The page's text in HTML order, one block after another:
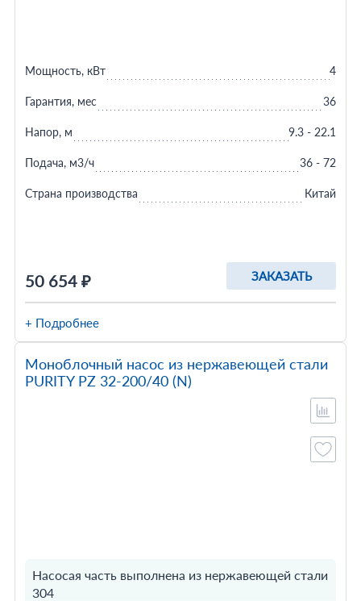
50 654 ₽ ЗАКАЗАТЬ
Мощность, кВт 4
Гарантия, мес 36
Напор, м 9.3 - 22.1
Подача, м3/ч 36 - 72
Страна производства Китай
+ Подробнее
Моноблочный насос из нержавеющей стали
PURITY PZ 32-200/40 (N)
Насосая часть выполнена из нержавеющей стали
304